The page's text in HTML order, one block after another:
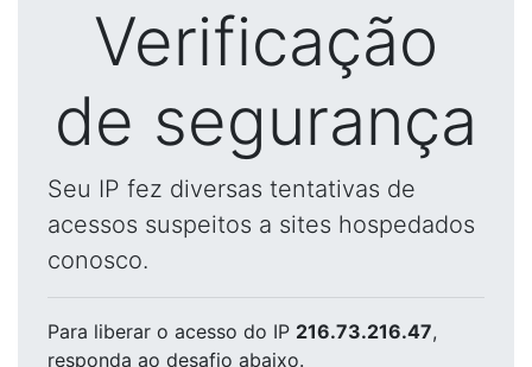
Verificação
de segurança
Seu IP fez diversas tentativas de
acessos suspeitos a sites hospedados
conosco.
Para liberar o acesso do IP 216.73.216.47,
responda ao desafio abaixo.